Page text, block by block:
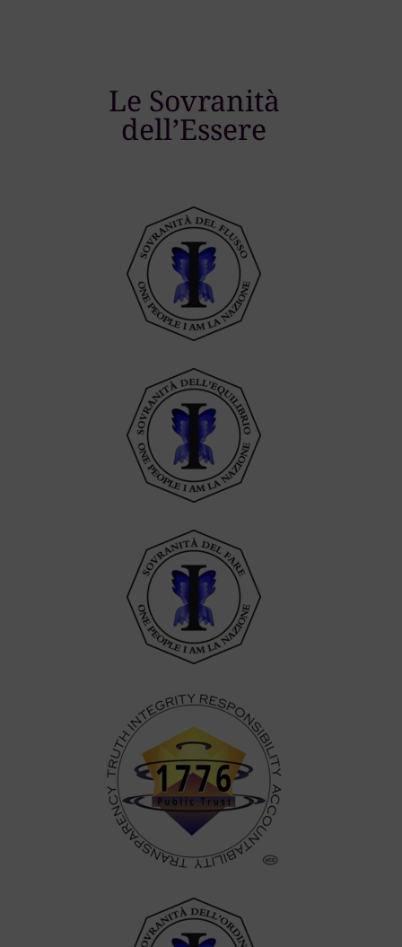
Le Sovranità
dell’Essere